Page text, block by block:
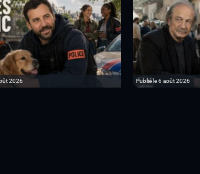
2026 Publié le 6 août 2026